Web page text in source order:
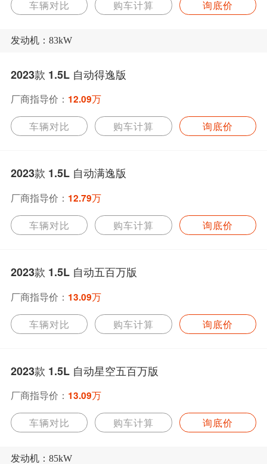
车辆对比 购车计算 询底价
发动机：83kW
2023款 1.5L 自动得逸版
厂商指导价： 12.09万
车辆对比 购车计算 询底价
2023款 1.5L 自动满逸版
厂商指导价： 12.79万
车辆对比 购车计算 询底价
2023款 1.5L 自动五百万版
厂商指导价： 13.09万
车辆对比 购车计算 询底价
2023款 1.5L 自动星空五百万版
厂商指导价： 13.09万
车辆对比 购车计算 询底价
发动机：85kW